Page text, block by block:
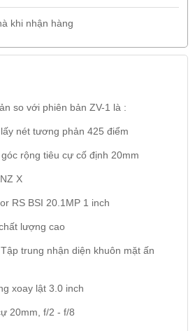
khi nhận hàng
so với phiên bản ZV-1 là :
nét tương phản 425 điểm
rộng tiêu cự cố định 20mm
X
RS BSI 20.1MP 1 inch
lượng cao
trung nhận diện khuôn mặt ấn
xoay lật 3.0 inch
20mm, f/2 - f/8